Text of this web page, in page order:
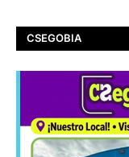
CSEGOBIA